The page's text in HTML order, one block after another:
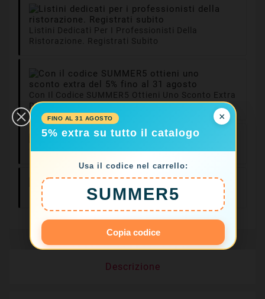
Listini Dedicati Per I Professionisti Della
Ristorazione. Registrati Subito
Con Il Codice SUMMER5 Ottieni Uno Sconto Extra
Del 5% Fino Al 31 Agosto
Consegne In 24/48
Ore
Resi Facili Entro
14 Giorni
Descrizione
×
FINO AL 31 AGOSTO
5% extra su tutto il catalogo
Usa il codice nel carrello:
SUMMER5
Copia codice